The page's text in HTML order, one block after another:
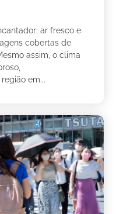
ar fresco e
cobertas de
assim, o clima
em...